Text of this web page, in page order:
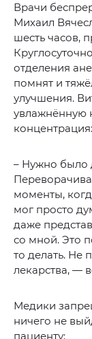
Врачи
Михаил
шесть часов,
отделения
помнят и
улучшения.
увлажнённую
– Нужно было
моменты,
мог просто
даже
со мной. Это
то делать. Не
лекарства, —
Медики
ничего не
пациенту: